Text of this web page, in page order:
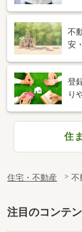
不
安
登
り
住
住宅・不動産 不
注目のコンテ